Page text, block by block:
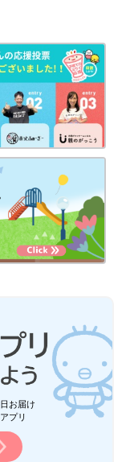
お届け
プリ